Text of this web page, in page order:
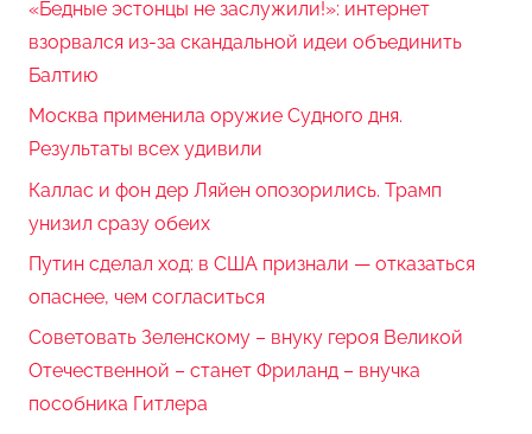
«Бедные эстонцы не заслужили!»: интернет
взорвался из-за скандальной идеи объединить
Балтию
Москва применила оружие Судного дня.
Результаты всех удивили
Каллас и фон дер Ляйен опозорились. Трамп
унизил сразу обеих
Путин сделал ход: в США признали — отказаться
опаснее, чем согласиться
Советовать Зеленскому – внуку героя Великой
Отечественной – станет Фриланд – внучка
пособника Гитлера